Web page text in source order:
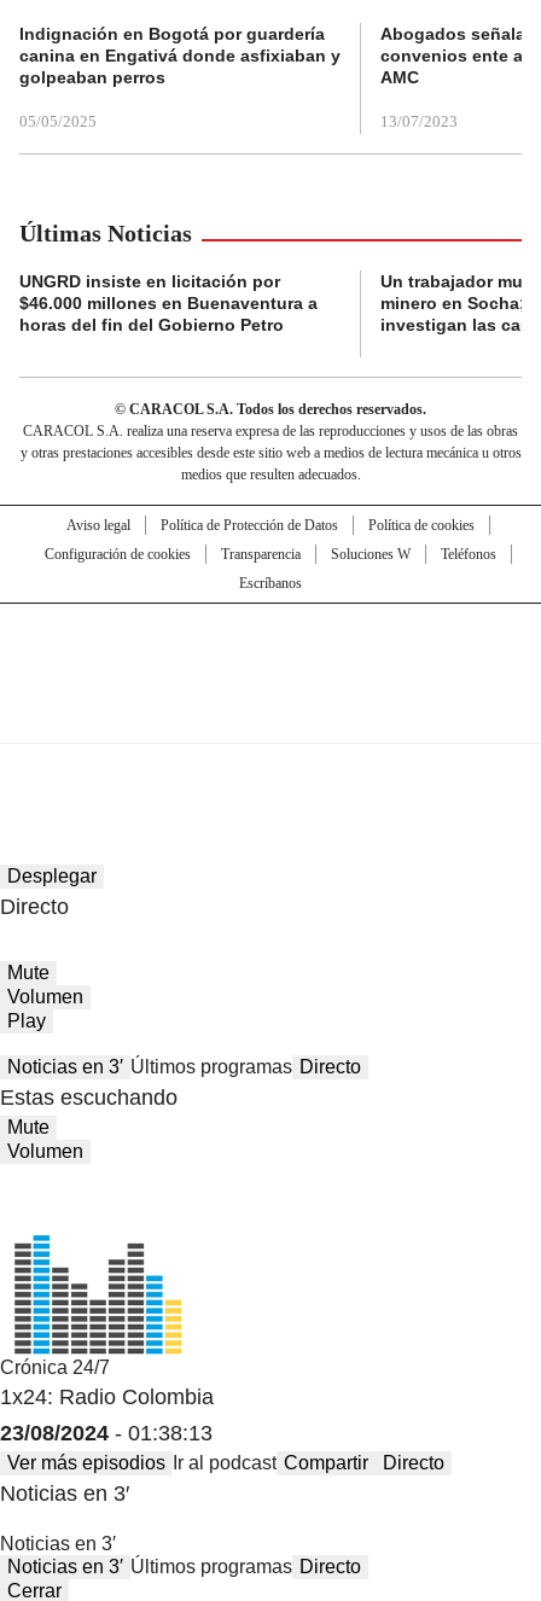
Indignación en Bogotá por guardería
canina en Engativá donde asfixiaban y
golpeaban perros
05/05/2025
Abogados
convenios ente
AMC
13/07/2023
Últimas Noticias
UNGRD insiste en licitación por
$46.000 millones en Buenaventura a
horas del fin del Gobierno Petro
Un trabajador
minero en Socha;
investigan las
© CARACOL S.A. Todos los derechos reservados.
CARACOL S.A. realiza una reserva expresa de las reproducciones y usos de las obras
y otras prestaciones accesibles desde este sitio web a medios de lectura mecánica u otros
medios que resulten adecuados.
Aviso legal Política de Protección de Datos
Política de cookies
Configuración de cookies
Transparencia Soluciones W
Teléfonos
Escríbanos
Desplegar
Directo
Mute
Volumen
Play
Noticias en 3′ Últimos programas Directo
Estas escuchando
Mute
Volumen
Crónica 24/7
1x24: Radio Colombia
23/08/2024 - 01:38:13
Ver más episodios Ir al podcast Compartir Directo
Noticias en 3′
Noticias en 3′
Noticias en 3′ Últimos programas Directo
Cerrar